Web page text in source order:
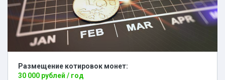
Размещение котировок монет:
30 000 рублей / год